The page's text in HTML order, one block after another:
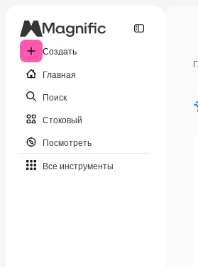
Создать
Главная
Поиск
Стоковый
Посмотреть
Все инструменты